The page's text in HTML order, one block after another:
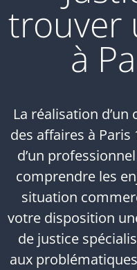
trouver
à
La réalisation
des affaires à Paris
d’un
comprendre les
situation
votre disposition
de justice
aux